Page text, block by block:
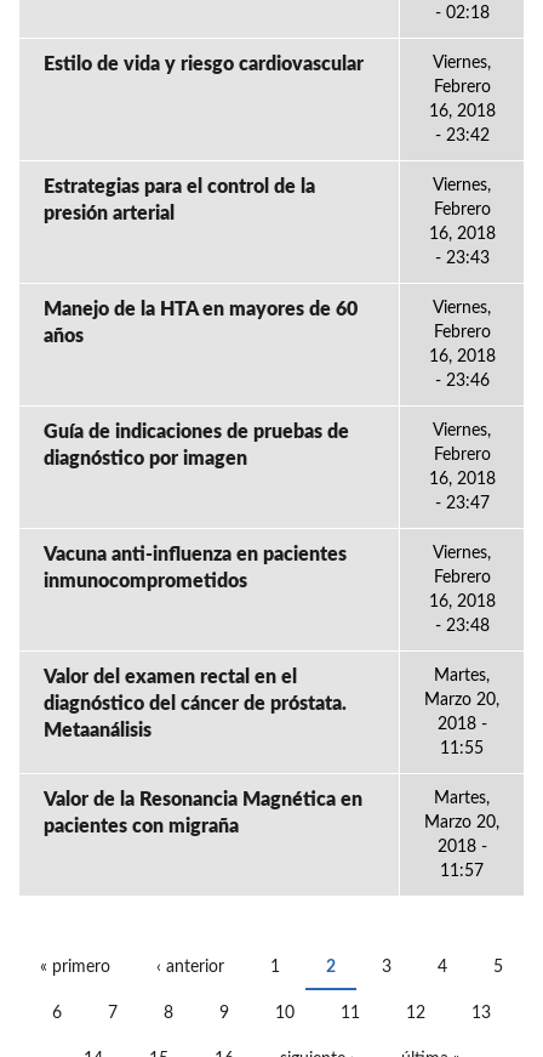
- 02:18
Estilo de vida y riesgo cardiovascular
Viernes,
Febrero
16, 2018
- 23:42
Estrategias para el control de la
presión arterial
Viernes,
Febrero
16, 2018
- 23:43
Manejo de la HTA en mayores de 60
años
Viernes,
Febrero
16, 2018
- 23:46
Guía de indicaciones de pruebas de
diagnóstico por imagen
Viernes,
Febrero
16, 2018
- 23:47
Vacuna anti-influenza en pacientes
inmunocomprometidos
Viernes,
Febrero
16, 2018
- 23:48
Valor del examen rectal en el
diagnóstico del cáncer de próstata.
Metaanálisis
Martes,
Marzo 20,
2018 -
11:55
Valor de la Resonancia Magnética en
pacientes con migraña
Martes,
Marzo 20,
2018 -
11:57
« primero ‹ anterior 1 2 3 4 5
6 7 8 9 10 11 12 13